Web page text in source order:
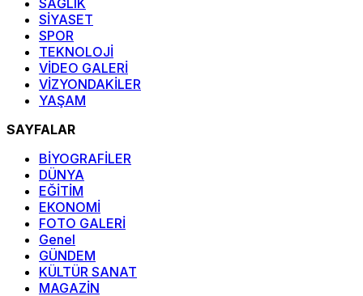
SAĞLIK
SİYASET
SPOR
TEKNOLOJİ
VİDEO GALERİ
VİZYONDAKİLER
YAŞAM
SAYFALAR
BİYOGRAFİLER
DÜNYA
EĞİTİM
EKONOMİ
FOTO GALERİ
Genel
GÜNDEM
KÜLTÜR SANAT
MAGAZİN